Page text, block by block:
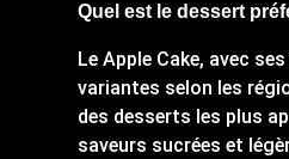
Quel est le dessert
Le Apple Cake, avec
variantes selon les
des desserts les plus
saveurs sucrées et